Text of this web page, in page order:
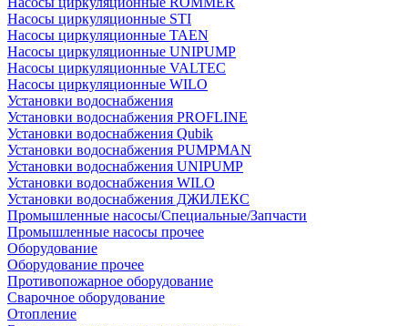
Насосы циркуляционные STI
Насосы циркуляционные TAEN
Насосы циркуляционные UNIPUMP
Насосы циркуляционные VALTEC
Насосы циркуляционные WILO
Установки водоснабжения
Установки водоснабжения PROFLINE
Установки водоснабжения Qubik
Установки водоснабжения PUMPMAN
Установки водоснабжения UNIPUMP
Установки водоснабжения WILO
Установки водоснабжения ДЖИЛЕКС
Промышленные насосы/Специальные/Запчасти
Промышленные насосы прочее
Оборудование
Оборудование прочее
Противопожарное оборудование
Сварочное оборудование
Отопление